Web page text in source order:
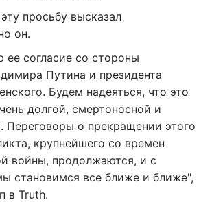
просьбу высказал
он.
ее согласие со стороны
Путина и президента
Будем надеяться, что это
долгой, смертоносной и
Переговоры о прекращении этого
крупнейшего со времен
войны, продолжаются, и с
становимся все ближе и ближе",
в Truth.